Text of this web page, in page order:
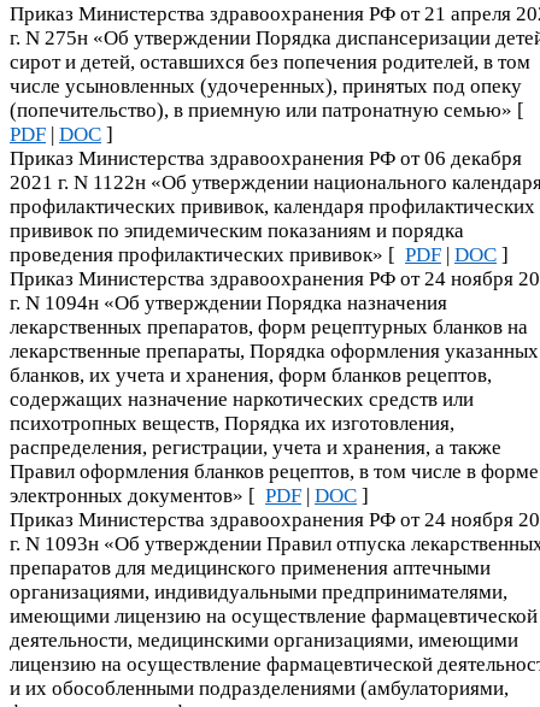
Приказ Министерства здравоохранения РФ от 21 апреля
г. N 275н «Об утверждении Порядка диспансеризации
сирот и детей, оставшихся без попечения родителей, в том
числе усыновленных (удочеренных), принятых под опеку
(попечительство), в приемную или патронатную семью» [
PDF | DOC ]
Приказ Министерства здравоохранения РФ от 06 декабря
2021 г. N 1122н «Об утверждении национального
профилактических прививок, календаря профилактических
прививок по эпидемическим показаниям и порядка
проведения профилактических прививок» [ PDF | DOC ]
Приказ Министерства здравоохранения РФ от 24 ноября
г. N 1094н «Об утверждении Порядка назначения
лекарственных препаратов, форм рецептурных бланков на
лекарственные препараты, Порядка оформления указанных
бланков, их учета и хранения, форм бланков рецептов,
содержащих назначение наркотических средств или
психотропных веществ, Порядка их изготовления,
распределения, регистрации, учета и хранения, а также
Правил оформления бланков рецептов, в том числе в форме
электронных документов» [ PDF | DOC ]
Приказ Министерства здравоохранения РФ от 24 ноября
г. N 1093н «Об утверждении Правил отпуска
препаратов для медицинского применения аптечными
организациями, индивидуальными предпринимателями,
имеющими лицензию на осуществление фармацевтической
деятельности, медицинскими организациями, имеющими
лицензию на осуществление фармацевтической
и их обособленными подразделениями (амбулаториями,